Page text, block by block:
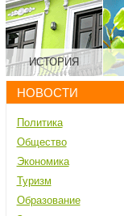
ИСТОРИЯ
НОВОСТИ
Политика
Общество
Экономика
Туризм
Образование